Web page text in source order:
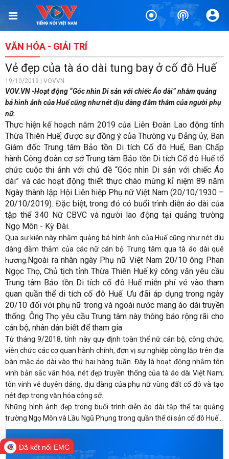
VĂN HÓA - GIẢI TRÍ
Vẻ đẹp của tà áo dài tung bay ở cố đô Huế ​
19/10/2019 | VOVVN
VOV.VN -Hoạt động “Góc nhìn Di sản với chiếc Áo dài” nhằm quảng
bá hình ảnh của Huế cũng như nét dịu dàng đằm thắm của người phụ
nữ.
Thực hiện kế hoạch năm 2019 của Liên Đoàn Lao động tỉnh
Thừa Thiên Huế; được sự đồng ý của Thường vụ Đảng ủy, Ban
Giám đốc Trung tâm Bảo tồn Di tích Cố đô Huế, Ban Chấp
hành Công đoàn cơ sở Trung tâm Bảo tồn Di tích Cố đô Huế tổ
chức cuộc thi ảnh với chủ đề “Góc nhìn Di sản với chiếc Áo
dài” và các hoạt động thiết thực chào mừng kỉ niệm 89 năm
Ngày thành lập Hội Liên hiệp Phụ nữ Việt Nam (20/10/1930 –
20/10/2019). Đặc biệt, trong đó có buổi trình diễn áo dài của
tập thể 340 Nữ CBVC và người lao động tại quảng trường
Ngọ Môn - Kỳ Đài.
Qua sự kiện này nhằm quảng bá hình ảnh của Huế cũng như nét dịu
dàng đằm thắm của các nữ cán bộ Trung tâm qua tà áo dài quê
hương. Ngoài ra nhân ngày Phụ nữ Việt Nam 20/10 ông Phan
Ngọc Thọ, Chủ tịch tỉnh Thừa Thiên Huế ký công văn yêu cầu
Trung tâm Bảo tồn Di tích cố đô Huế miễn phí vé vào tham
quan quần thể di tích cố đô Huế. Ưu đãi áp dụng trong ngày
20/10 đối với phụ nữ trong và ngoài nước mang áo dài truyền
thống. Ông Thọ yêu cầu Trung tâm này thông báo rộng rãi cho
cán bộ, nhân dân biết để tham gia
Từ tháng 9/2018, tỉnh này quy định toàn thể nữ cán bộ, công chức,
viên chức các cơ quan hành chính, đơn vị sự nghiệp công lập trên địa
bàn mặc áo dài vào thứ hai hàng tuần. Đây là hoạt động nhằm tôn
vinh bản sắc văn hóa, nét đẹp truyền thống của tà áo dài Việt Nam;
tôn vinh vẻ duyên dáng, dịu dàng của phụ nữ vùng đất cố đô và tạo
nét đẹp trong văn hóa công sở..
Những hình ảnh đẹp trong buổi trình diễn áo dài tập thể tai quảng
trường Ngọ Môn và Lầu Ngũ Phụng trong quần thể di sản cố đô Huế...
Đã kết nối EMC